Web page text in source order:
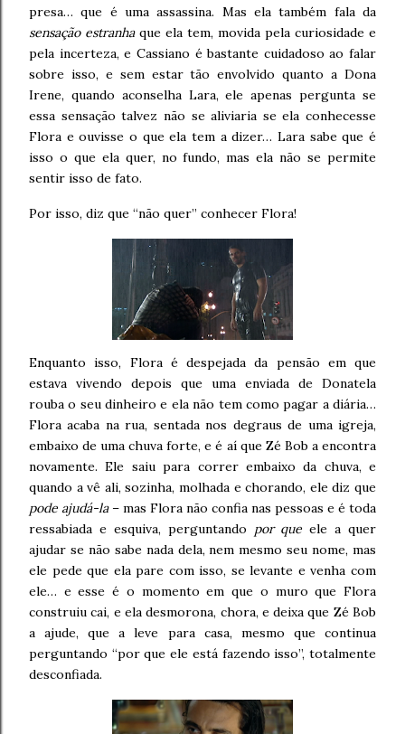
presa… que é uma assassina. Mas ela também fala da
sensação estranhaque ela tem, movida pela curiosidade e
pela incerteza, e Cassiano é bastante cuidadoso ao falar
sobre isso, e sem estar tão envolvido quanto a Dona
Irene, quando aconselha Lara, ele apenas pergunta se
essa sensação talvez não se aliviaria se ela conhecesse
Flora e ouvisse o que ela tem a dizer… Lara sabe que é
isso o que ela quer, no fundo, mas ela não se permite
sentir isso de fato.
Por isso, diz que “não quer” conhecer Flora!
Enquanto isso, Flora é despejada da pensão em que
estava vivendo depois que uma enviada de Donatela
rouba o seu dinheiro e ela não tem como pagar a diária…
Flora acaba na rua, sentada nos degraus de uma igreja,
embaixo de uma chuva forte, e é aí que Zé Bob a encontra
novamente. Ele saiu para correr embaixo da chuva, e
quando a vê ali, sozinha, molhada e chorando, ele diz que
pode ajudá-la– mas Flora não confia nas pessoas e é toda
ressabiada e esquiva, perguntando por que ele a quer
ajudar se não sabe nada dela, nem mesmo seu nome, mas
ele pede que ela pare com isso, se levante e venha com
ele… e esse é o momento em que o muro que Flora
construiu cai, e ela desmorona, chora, e deixa que Zé Bob
a ajude, que a leve para casa, mesmo que continua
perguntando “por que ele está fazendo isso”, totalmente
desconfiada.